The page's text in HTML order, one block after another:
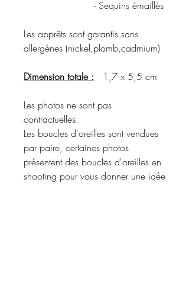
- Sequins émaillés
Les apprêts sont garantis sans
allergènes (nickel,plomb,cadmium)
Dimension totale : 1,7 x 5,5 cm
Les photos ne sont pas
contractuelles.
Les boucles d'oreilles sont vendues
par paire, certaines photos
présentent des boucles d'oreilles en
shooting pour vous donner une idée